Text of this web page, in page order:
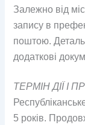
Залежно від
запису в
поштою.
додаткові
ТЕРМІН ДІЇ І
5 років.